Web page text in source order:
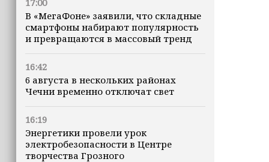
17:00
В «МегаФоне» заявили, что складные
смартфоны набирают популярность
и превращаются в массовый тренд
16:42
6 августа в нескольких районах
Чечни временно отключат свет
16:19
Энергетики провели урок
электробезопасности в Центре
творчества Грозного